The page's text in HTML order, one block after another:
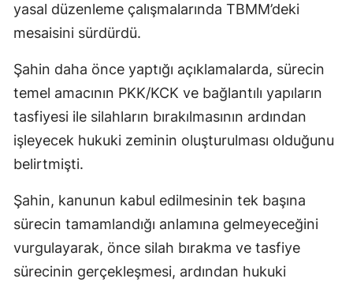
yasal düzenleme çalışmalarında TBMM’deki
mesaisini sürdürdü.
Şahin daha önce yaptığı açıklamalarda, sürecin
temel amacının PKK/KCK ve bağlantılı yapıların
tasfiyesi ile silahların bırakılmasının ardından
işleyecek hukuki zeminin oluşturulması olduğunu
belirtmişti.
Şahin, kanunun kabul edilmesinin tek başına
sürecin tamamlandığı anlamına gelmeyeceğini
vurgulayarak, önce silah bırakma ve tasfiye
sürecinin gerçekleşmesi, ardından hukuki